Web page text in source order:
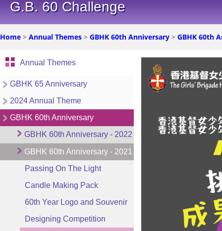
G.B. 60 Challenge
Home > Annual Themes > GBHK 60th Anniversary > GBHK 60th
Annual Themes
GBHK 65 Anniversary
2024 Annual Theme
GBHK 60th Anniversary
GBHK 60th Anniversary - 2022
GBHK 60th Anniversary - 2021
Passing On The Light
Candle Making Pack
60th Year Logo and Souvenir
Designing Competition